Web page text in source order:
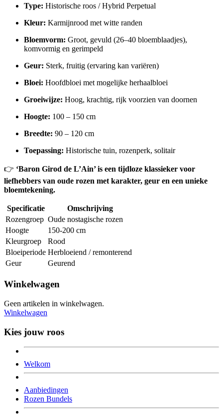
Type: Historische roos / Hybrid Perpetual
Kleur: Karmijnrood met witte randen
Bloemvorm: Groot, gevuld (26–40 bloemblaadjes),
komvormig en gerimpeld
Geur: Sterk, fruitig (ervaring kan variëren)
Bloei: Hoofdbloei met mogelijke herhaalbloei
Groeiwijze: Hoog, krachtig, rijk voorzien van doornen
Hoogte: 100 – 150 cm
Breedte: 90 – 120 cm
Toepassing: Historische tuin, rozenperk, solitair
👉 ‘Baron Girod de L’Ain’ is een tijdloze klassieker voor
liefhebbers van oude rozen met karakter, geur en een unieke
bloemtekening.
Specificatie
Omschrijving
Rozengroep Oude nostagische rozen
Hoogte
150-200 cm
Kleurgroep
Rood
Bloeiperiode Herbloeiend / remonterend
Geur
Geurend
Winkelwagen
Geen artikelen in winkelwagen.
Winkelwagen
Kies jouw roos
Welkom
Aanbiedingen
Rozen Bundels